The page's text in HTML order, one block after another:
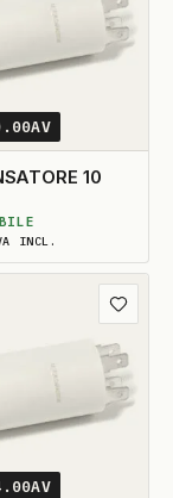
10
INCL.